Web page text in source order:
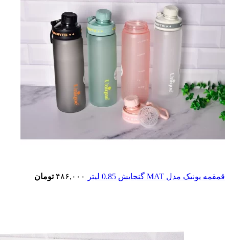
قمقمه یونیک مدل MAT گنجایش 0.85 لیتر ۴۸۶,۰۰۰ تومان